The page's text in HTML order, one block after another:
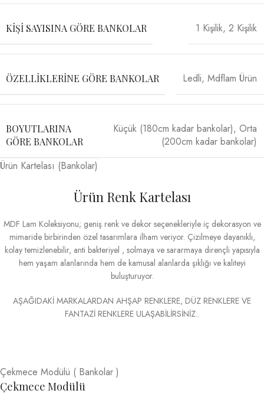
KIŞI SAYISINA GÖRE BANKOLAR 1 Kişilik, 2 Kişilik
ÖZELLIKLERINE GÖRE BANKOLAR Ledli, Mdflam Ürün
BOYUTLARINA
GÖRE BANKOLAR
Küçük (180cm kadar bankolar), Orta
(200cm kadar bankolar)
Ürün Kartelası (Bankolar)
Ürün Renk Kartelası
MDF Lam Koleksiyonu; geniş renk ve dekor seçenekleriyle iç dekorasyon ve
mimaride birbirinden özel tasarımlara ilham veriyor. Çizilmeye dayanıklı,
kolay temizlenebilir, anti bakteriyel , solmaya ve sararmaya dirençli yapısıyla
hem yaşam alanlarında hem de kamusal alanlarda şıklığı ve kaliteyi
buluşturuyor.
AŞAĞIDAKİ MARKALARDAN AHŞAP RENKLERE, DÜZ RENKLERE VE
FANTAZİ RENKLERE ULAŞABİLİRSİNİZ..
Çekmece Modülü ( Bankolar )
Çekmece Modülü